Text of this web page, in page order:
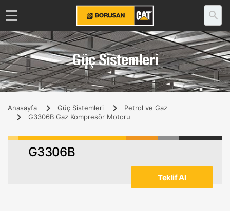
Güç Sistemleri
Anasayfa Güç Sistemleri
Petrol ve Gaz
G3306B Gaz Kompresör Motoru
G3306B
Teklif Al